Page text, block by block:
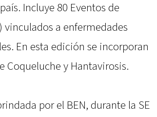
Incluye 80 Eventos de
a enfermedades
En esta edición se incorporan
Coqueluche y Hantavirosis.
por el BEN, durante la SE